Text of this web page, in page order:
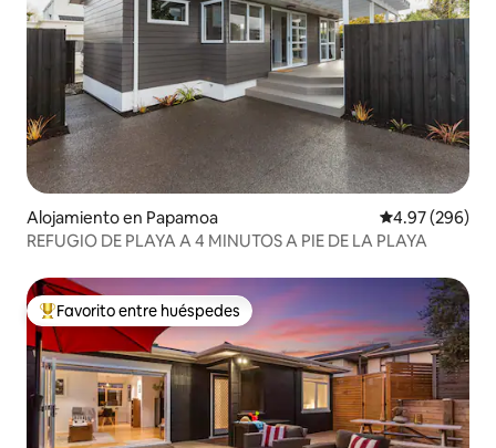
Alojamiento en Papamoa Calificación
4.97 (296)
REFUGIO DE PLAYA A 4 MINUTOS A PIE DE LA PLAYA
Favorito entre huéspedes preferido
Favorito entre huéspedes